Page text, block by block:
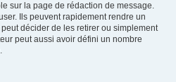
sur la page de rédaction de message.
Ils peuvent rapidement rendre un
décider de les retirer ou simplement
peut aussi avoir défini un nombre